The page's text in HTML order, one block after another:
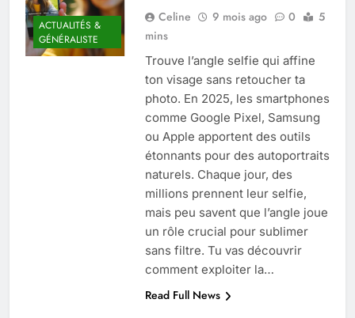
4 Mois Ago
Okrami : comprendre ses
fonctionnalités clés et avantages
4 Mois Ago
Découvrez notre test d’orientation
gratuit spécialement conçu pour
collégiens et lycéens
4 Mois Ago
Liste complète des marques
rezoactif.com à connaître en 2025
ACTUALITÉS &
GÉNÉRALISTE
Celine 9 mois ago 0
5
mins
Trouve l’angle selfie qui affine
ton visage sans retoucher ta
photo. En 2025, les smartphones
comme Google Pixel, Samsung
ou Apple apportent des outils
étonnants pour des autoportraits
naturels. Chaque jour, des
millions prennent leur selfie,
mais peu savent que l’angle joue
un rôle crucial pour sublimer
sans filtre. Tu vas découvrir
comment exploiter la…
Read Full News